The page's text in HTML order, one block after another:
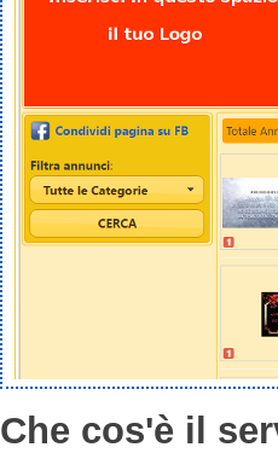
Che cos'è il